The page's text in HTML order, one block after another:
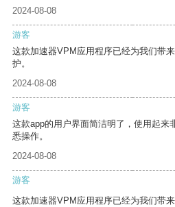
2024-08-08
游客
这款加速器VPM应用程序已经为我们带
护。
2024-08-08
游客
这款app的用户界面简洁明了，使用起来
悉操作。
2024-08-08
游客
这款加速器VPM应用程序已经为我们带